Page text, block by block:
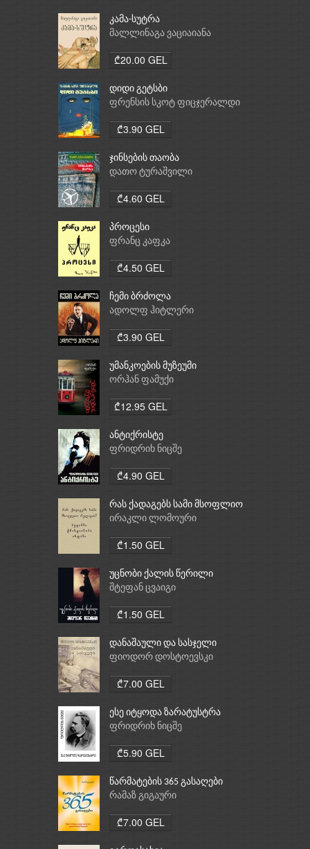
კამა-სუტრა
მალლინაგა ვაციაიანა
₾20.00 GEL
დიდი გეტსბი
ფრენსის სკოტ ფიცჯერალდი
₾3.90 GEL
ჯინსების თაობა
დათო ტურაშვილი
₾4.60 GEL
პროცესი
ფრანც კაფკა
₾4.50 GEL
ჩემი ბრძოლა
ადოლფ ჰიტლერი
₾3.90 GEL
უმანკოების მუზეუმი
ორჰან ფამუქი
₾12.95 GEL
ანტიქრისტე
ფრიდრიხ ნიცშე
₾4.90 GEL
რას ქადაგებს სამი მსოფლიო
რელიგია: ბუდიზმი,
ირაკლი ლომოური
₾1.50 GEL
უცნობი ქალის წერილი
შტეფან ცვაიგი
₾1.50 GEL
დანაშაული და სასჯელი
ფიოდორ დოსტოევსკი
₾7.00 GEL
ესე იტყოდა ზარატუსტრა
ფრიდრიხ ნიცშე
₾5.90 GEL
წარმატების 365 გასაღები
რამაზ გიგაური
₾7.00 GEL